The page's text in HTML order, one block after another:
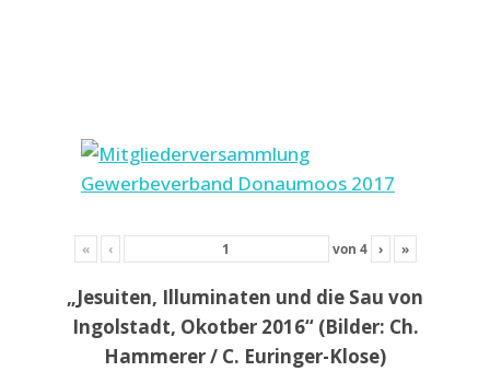
« ‹ von 4 › »
„Jesuiten, Illuminaten und die Sau von
Ingolstadt, Okotber 2016“ (Bilder: Ch.
Hammerer / C. Euringer-Klose)